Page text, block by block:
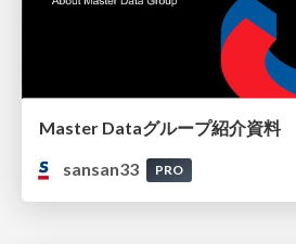
Master Dataグループ紹介資料
sansan33
PRO